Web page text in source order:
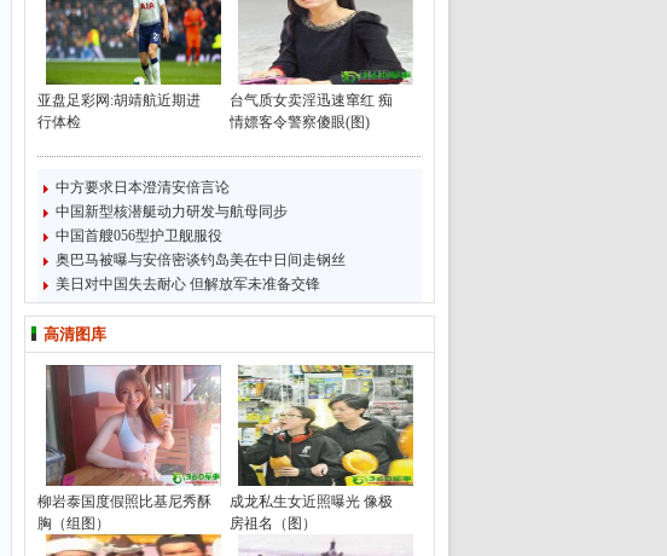
亚盘足彩网:胡靖航近期进
行体检
台气质女卖淫迅速窜红 痴
情嫖客令警察傻眼(图)
中方要求日本澄清安倍言论
中国新型核潜艇动力研发与航母同步
中国首艘056型护卫舰服役
奥巴马被曝与安倍密谈钓岛美在中日间走钢丝
美日对中国失去耐心 但解放军未准备交锋
高清图库
柳岩泰国度假照比基尼秀酥
胸（组图）
成龙私生女近照曝光 像极
房祖名（图）